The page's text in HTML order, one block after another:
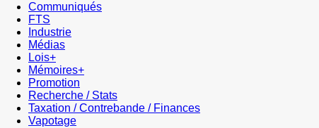
Communiqués
FTS
Industrie
Médias
Lois+
Mémoires+
Promotion
Recherche / Stats
Taxation / Contrebande / Finances
Vapotage